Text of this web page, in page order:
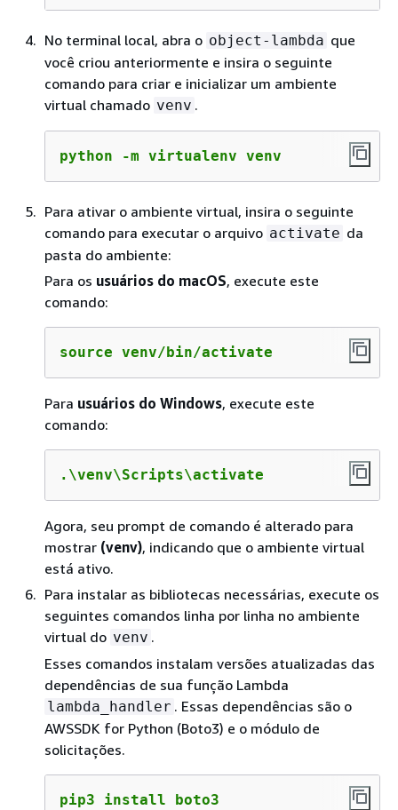
No terminal local, abra o object-lambda que
você criou anteriormente e insira o seguinte
comando para criar e inicializar um ambiente
virtual chamado venv .
python -m virtualenv venv
Para ativar o ambiente virtual, insira o seguinte
comando para executar o arquivo activate da
pasta do ambiente:
Para os usuários do macOS, execute este
comando:
source venv/bin/activate
Para usuários do Windows, execute este
comando:
.\venv\Scripts\activate
Agora, seu prompt de comando é alterado para
mostrar (venv), indicando que o ambiente virtual
está ativo.
Para instalar as bibliotecas necessárias, execute os
seguintes comandos linha por linha no ambiente
virtual do venv .
Esses comandos instalam versões atualizadas das
dependências de sua função Lambda
lambda_handler . Essas dependências são o
AWSSDK for Python (Boto3) e o módulo de
solicitações.
pip3 install boto3